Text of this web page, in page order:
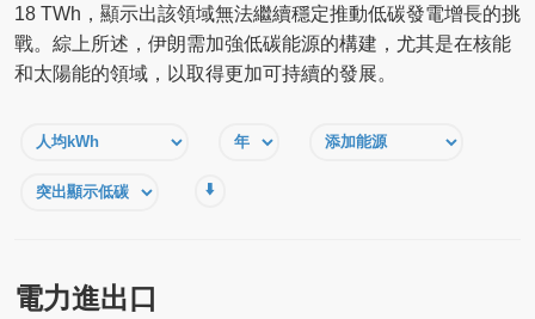
18 TWh，顯示出該領域無法繼續穩定推動低碳發電增長的挑
戰。綜上所述，伊朗需加強低碳能源的構建，尤其是在核能
和太陽能的領域，以取得更加可持續的發展。
⬇️
電力進出口